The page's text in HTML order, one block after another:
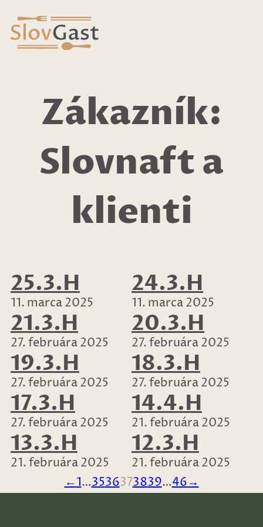
Zákazník:
Slovnaft a
klienti
25.3.H
11. marca 2025
24.3.H
11. marca 2025
21.3.H
27. februára 2025
20.3.H
27. februára 2025
19.3.H
27. februára 2025
18.3.H
27. februára 2025
17.3.H
27. februára 2025
14.4.H
21. februára 2025
13.3.H
21. februára 2025
12.3.H
21. februára 2025
←1…3536373839…46→